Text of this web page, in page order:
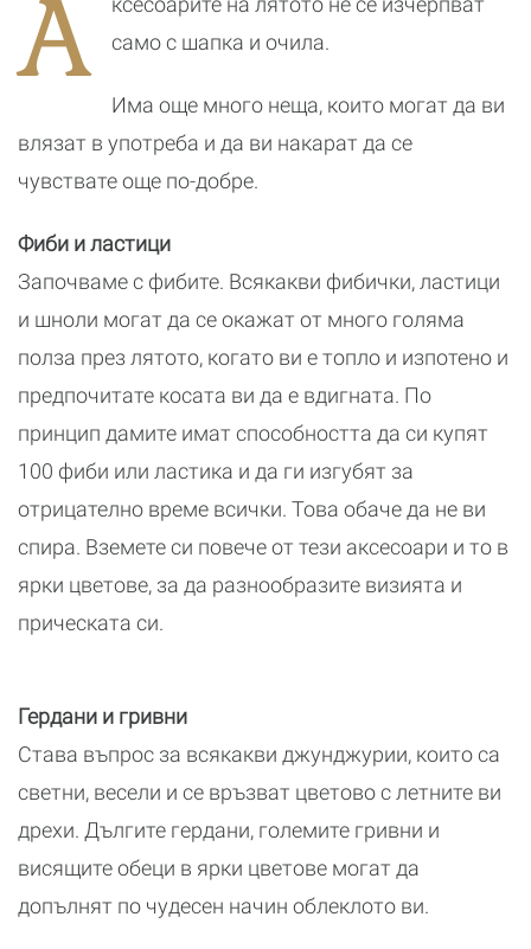
А
само с шапка и очила.
Има още много неща, които могат да ви
влязат в употреба и да ви накарат да се
чувствате още по-добре.
Фиби и ластици
Започваме с фибите. Всякакви фибички, ластици
и шноли могат да се окажат от много голяма
полза през лятото, когато ви е топло и изпотено и
предпочитате косата ви да е вдигната. По
принцип дамите имат способността да си купят
100 фиби или ластика и да ги изгубят за
отрицателно време всички. Това обаче да не ви
спира. Вземете си повече от тези аксесоари и то в
ярки цветове, за да разнообразите визията и
прическата си.
Гердани и гривни
Става въпрос за всякакви джунджурии, които са
светни, весели и се връзват цветово с летните ви
дрехи. Дългите гердани, големите гривни и
висящите обеци в ярки цветове могат да
допълнят по чудесен начин облеклото ви.